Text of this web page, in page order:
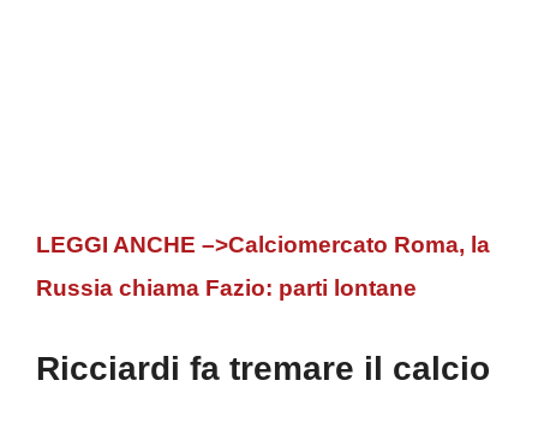
LEGGI ANCHE –>Calciomercato Roma, la
Russia chiama Fazio: parti lontane
Ricciardi fa tremare il calcio